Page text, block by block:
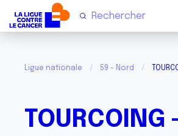
Ligue nationale 59 - Nord
TOURCOING